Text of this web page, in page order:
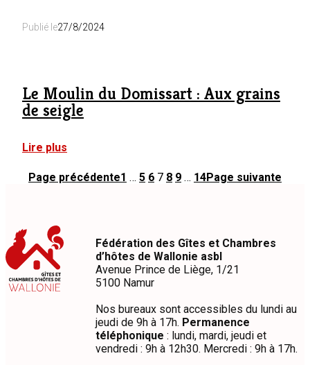
Domissart
blé
Publié le27/8/2024
Le Moulin du Domissart : Aux grains
de seigle
Lire plus
Moulin
du
grains
seigle
Page précédente1 … 5 6 7 8 9 … 14Page suivante
Fédération des Gîtes et Chambres
d’hôtes de Wallonie asbl
Avenue Prince de Liège, 1/21
5100 Namur
Nos bureaux sont accessibles du lundi au
jeudi de 9h à 17h. Permanence
téléphonique : lundi, mardi, jeudi et
vendredi : 9h à 12h30. Mercredi : 9h à 17h.